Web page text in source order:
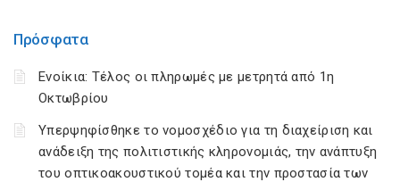
Πρόσφατα
Ενοίκια: Τέλος οι πληρωμές με μετρητά από 1η
Οκτωβρίου
Υπερψηφίσθηκε το νομοσχέδιο για τη διαχείριση και
ανάδειξη της πολιτιστικής κληρονομιάς, την ανάπτυξη
του οπτικοακουστικού τομέα και την προστασία των